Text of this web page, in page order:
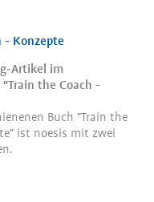
- Konzepte
Artikel im
the Coach -
Buch "Train the
ist noesis mit zwei